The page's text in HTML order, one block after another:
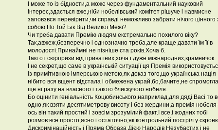
І може то із бідности,а може через фундаментальний науковий
інтерес,здається вже,ніби нобелівський комітет рішуче і навмисне
заповзвся перевірити,чи справді неможливо забрати нічого цінного
собою По Той Бік Від Великої Межі?
Чи треба давати Премію людям екстремально похилого віку?
Так,авжеж,безперечно і однозначно треба,але краще давати їм її в
молодості.Принаймні не пізніше ста років.Хоча б.
Такі от сюрпризи від приватних,хоча і дуже міжнародних,крамничок.
І не секрет,що саме в українській ситуації ця Премія
із примітивною імперською метою,як доказ того,що українська нація
нібито вся вщент відстала і обмежена украй,бо,бачите,не
ще ні разу на власного і такого блискучого нобеля.
Бо оцінити геніальність Коцюбинського,наприклад,для дяді Васі то
одно,як взяти десятиметрову висоту і без жердини,а премія
ось він такий простий і зовсім зрозумілий факт.І все,і жодних тобі
розмов:все просто,ясно і остаточно,як контрольний постріл у
Дискримінаційність і Пряма Образа Дією Народів Незубастих і не